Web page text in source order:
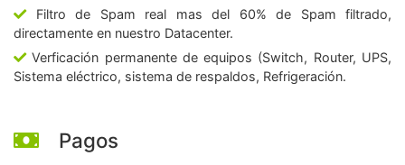
Filtro de Spam real mas del 60% de Spam filtrado,
directamente en nuestro Datacenter.
Verficación permanente de equipos (Switch, Router, UPS,
Sistema eléctrico, sistema de respaldos, Refrigeración.
Pagos